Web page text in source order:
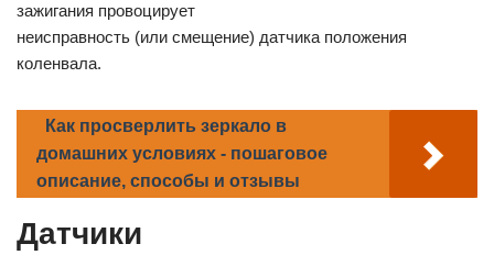
зажигания провоцирует
неисправность (или смещение) датчика положения
коленвала.
Как просверлить зеркало в
домашних условиях - пошаговое
описание, способы и отзывы
Датчики